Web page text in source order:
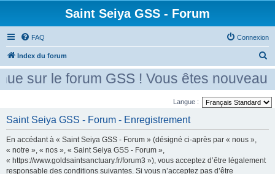
Saint Seiya GSS - Forum
FAQ Connexion
Index du forum
e
h
r
sur le forum GSS ! Vous êtes nouveau
Langue :
Saint Seiya GSS - Forum - Enregistrement
En accédant à « Saint Seiya GSS - Forum » (désigné ci-après par « nous »,
« notre », « nos », « Saint Seiya GSS - Forum »,
« https://www.goldsaintsanctuary.fr/forum3 »), vous acceptez d’être légalement
responsable des conditions suivantes. Si vous n’acceptez pas d’être